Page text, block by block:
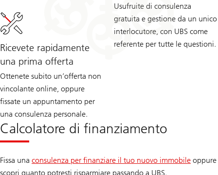
Usufruite di consulenza
gratuita e gestione da un unico
interlocutore, con UBS come
referente per tutte le questioni.
Ricevete rapidamente
una prima offerta
Ottenete subito un’offerta non
vincolante online, oppure
fissate un appuntamento per
una consulenza personale.
Calcolatore di finanziamento
Fissa una consulenza per finanziare il tuo nuovo immobile oppure
scopri quanto potresti risparmiare passando a UBS.